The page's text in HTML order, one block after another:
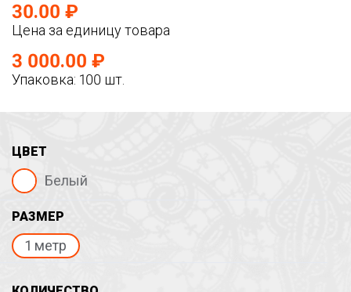
30.00 ₽
Цена за единицу товара
3 000.00 ₽
Упаковка: 100 шт.
ЦВЕТ
Белый
РАЗМЕР
1 метр